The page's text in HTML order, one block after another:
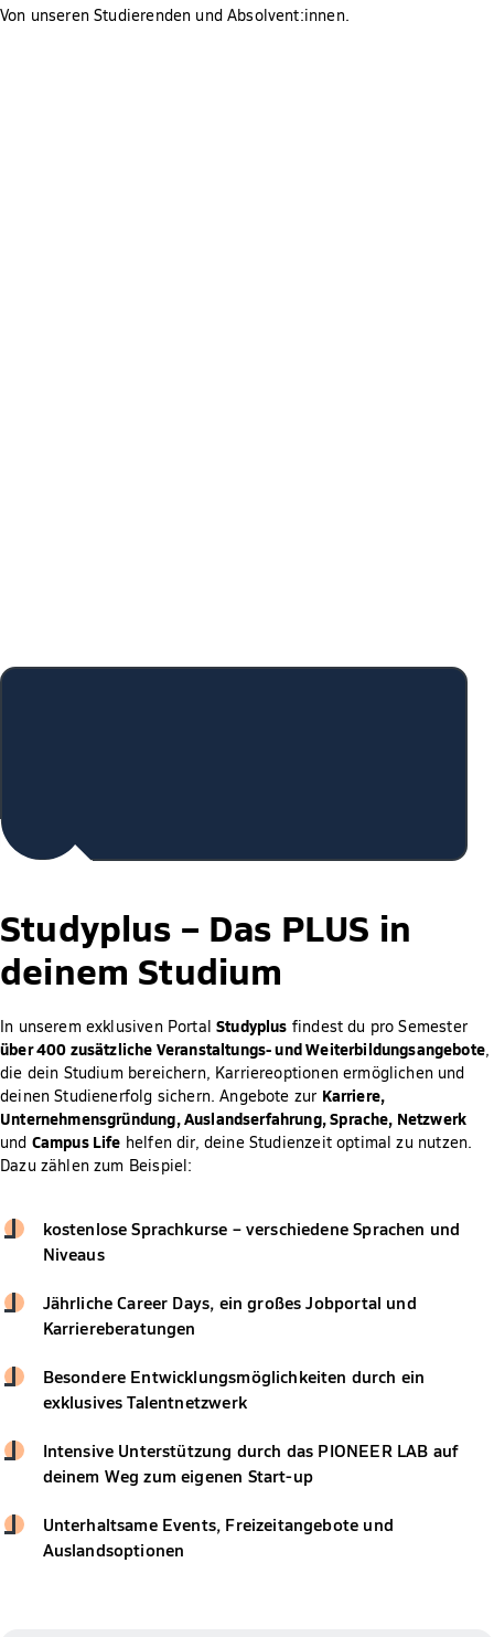
of Chiropractic Education) entspricht.
Von unseren Studierenden und Absolvent:innen.
Studyplus – Das PLUS in
deinem Studium
In unserem exklusiven PortalStudyplus findest du pro Semester
über 400 zusätzliche Veranstaltungs- und Weiterbildungsangebote,
die dein Studium bereichern, Karriereoptionen ermöglichen und
deinen Studienerfolg sichern. Angebote zur Karriere,
Unternehmensgründung, Auslandserfahrung, Sprache, Netzwerk
und Campus Life helfen dir, deine Studienzeit optimal zu nutzen.
Dazu zählen zum Beispiel:
kostenlose Sprachkurse – verschiedene Sprachen und
Niveaus
Jährliche Career Days, ein großes Jobportal und
Karriereberatungen
Besondere Entwicklungsmöglichkeiten durch ein
exklusives Talentnetzwerk
Intensive Unterstützung durch das PIONEER LAB auf
deinem Weg zum eigenen Start-up
Unterhaltsame Events, Freizeitangebote und
Auslandsoptionen